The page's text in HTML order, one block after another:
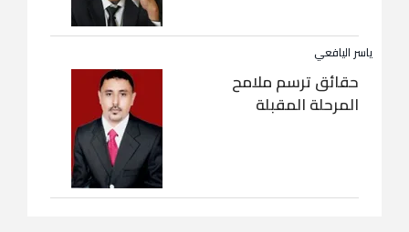
ياسر اليافعي
حقائق ترسم ملامح
المرحلة المقبلة